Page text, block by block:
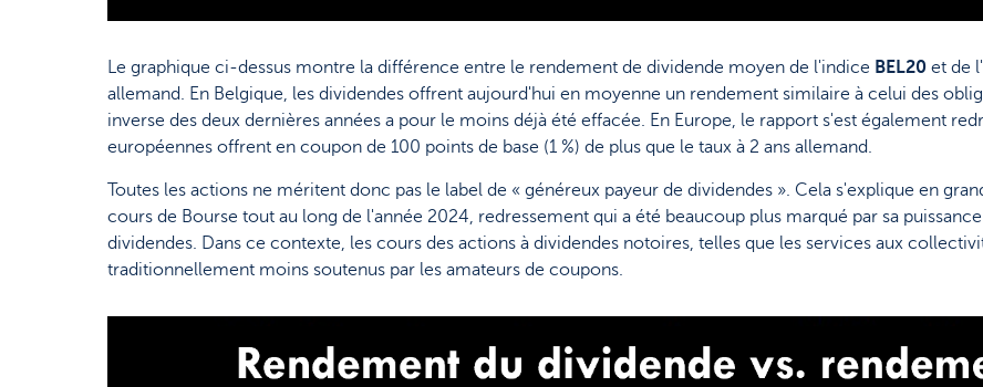
Le graphique ci-dessus montre la différence entre le rendement de dividende moyen de l'indice BEL20 et de l'
allemand. En Belgique, les dividendes offrent aujourd'hui en moyenne un rendement similaire à celui des
inverse des deux dernières années a pour le moins déjà été effacée. En Europe, le rapport s'est également
européennes offrent en coupon de 100 points de base (1 %) de plus que le taux à 2 ans allemand.
Toutes les actions ne méritent donc pas le label de « généreux payeur de dividendes ». Cela s'explique en
cours de Bourse tout au long de l'année 2024, redressement qui a été beaucoup plus marqué par sa
dividendes. Dans ce contexte, les cours des actions à dividendes notoires, telles que les services aux
traditionnellement moins soutenus par les amateurs de coupons.